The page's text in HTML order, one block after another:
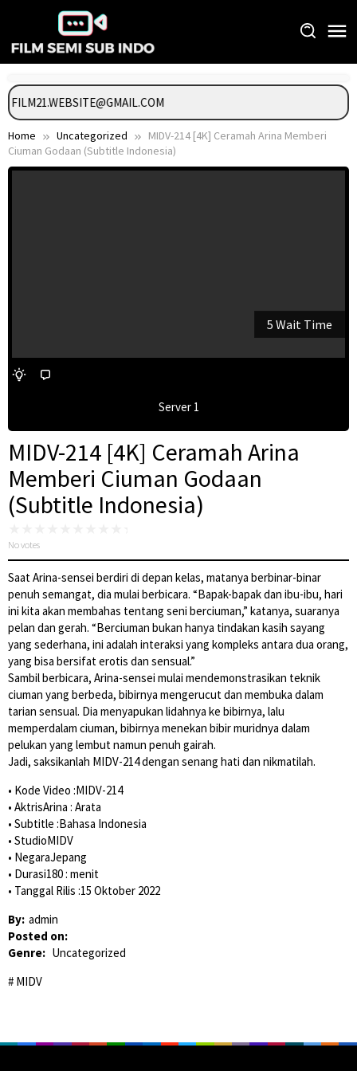
content
Home Uncategorized
MIDV-214 [4K] Ceramah Arina Memberi
Ciuman Godaan (Subtitle Indonesia)
5 Wait Time
Server 1
MIDV-214 [4K] Ceramah Arina
Memberi Ciuman Godaan
(Subtitle Indonesia)
No votes
Saat Arina-sensei berdiri di depan kelas, matanya berbinar-binar
penuh semangat, dia mulai berbicara. “Bapak-bapak dan ibu-ibu, hari
ini kita akan membahas tentang seni berciuman,” katanya, suaranya
pelan dan gerah. “Berciuman bukan hanya tindakan kasih sayang
yang sederhana, ini adalah interaksi yang kompleks antara dua orang,
yang bisa bersifat erotis dan sensual.”
Sambil berbicara, Arina-sensei mulai mendemonstrasikan teknik
ciuman yang berbeda, bibirnya mengerucut dan membuka dalam
tarian sensual. Dia menyapukan lidahnya ke bibirnya, lalu
memperdalam ciuman, bibirnya menekan bibir muridnya dalam
pelukan yang lembut namun penuh gairah.
Jadi, saksikanlah MIDV-214 dengan senang hati dan nikmatilah.
• Kode Video :MIDV-214
• AktrisArina : Arata
• Subtitle :Bahasa Indonesia
• StudioMIDV
• NegaraJepang
• Durasi180 : menit
• Tanggal Rilis :15 Oktober 2022
By: admin
Posted on:
Genre: Uncategorized
MIDV